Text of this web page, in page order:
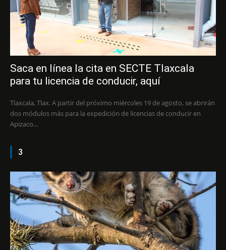
Saca en línea la cita en SECTE Tlaxcala
para tu licencia de conducir, aquí
Tlaxcala, Tlax. A partir del próximo miércoles 19 de agosto, se abrirán
dos módulos más para la expedición de licencias de conducir en
Apizaco...
3